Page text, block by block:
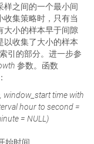
样之间的一个最小间
收集策略时，只有当
大小的样本早于间隙
以收集了大小的样本
引的部分。进一步参
参数。函数
：
window_start time with
hour to second =
= NULL)